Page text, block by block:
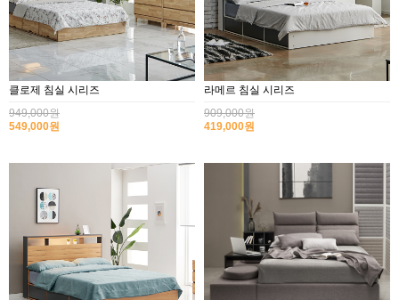
클로제 침실 시리즈
949,000원
549,000원
라메르 침실 시리즈
909,000원
419,000원